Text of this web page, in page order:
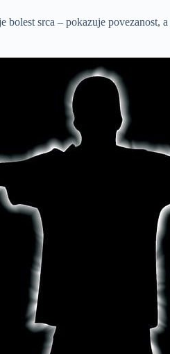
srca – pokazuje